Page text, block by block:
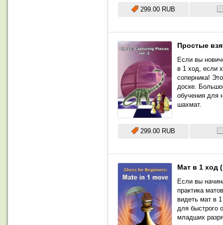
299.00 RUB
Простые
Если вы
в 1 ход, если
соперника!
доске.
обучения для
шахмат.
299.00 RUB
Мат в 1 ход
Если вы
практика
видеть мат в
для быстрого
младших